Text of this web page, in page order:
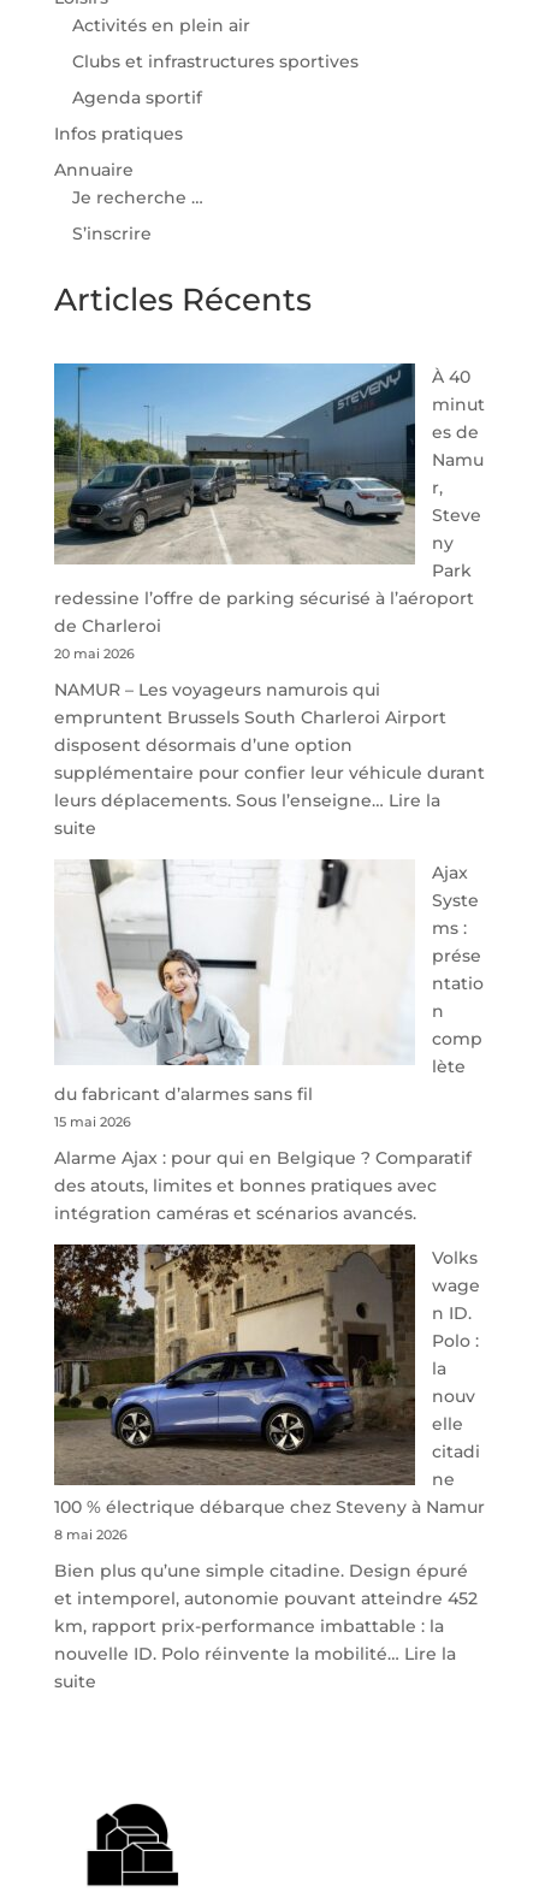
Activités en plein air
Clubs et infrastructures sportives
Agenda sportif
Infos pratiques
Annuaire
Je recherche …
S’inscrire
Articles Récents
À 40
minut
es de
Namu
r,
Steve
ny
Park
redessine l’offre de parking sécurisé à l’aéroport
de Charleroi
20 mai 2026
NAMUR – Les voyageurs namurois qui
empruntent Brussels South Charleroi Airport
disposent désormais d’une option
supplémentaire pour confier leur véhicule durant
leurs déplacements. Sous l’enseigne… Lire la
suite:
À
40
minutes
de
Namur,
Steveny
Park
redessine
de
parking
sécurisé
à
l’aéroport
de
Charleroi
Ajax
Syste
ms :
prése
ntatio
n
comp
lète
du fabricant d’alarmes sans fil
15 mai 2026
Alarme Ajax : pour qui en Belgique ? Comparatif
des atouts, limites et bonnes pratiques avec
intégration caméras et scénarios avancés.
Volks
wage
n ID.
Polo :
la
nouv
elle
citadi
ne
100 % électrique débarque chez Steveny à Namur
8 mai 2026
Bien plus qu’une simple citadine. Design épuré
et intemporel, autonomie pouvant atteindre 452
km, rapport prix-performance imbattable : la
nouvelle ID. Polo réinvente la mobilité… Lire la
suite:
la
nouvelle
citadine